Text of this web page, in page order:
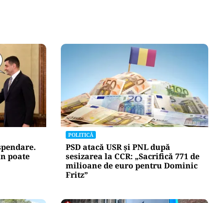
poate
POLITICĂ
PSD atacă USR și PNL după
sesizarea la CCR: „Sacrifică 771 de
milioane de euro pentru Dominic
Fritz”